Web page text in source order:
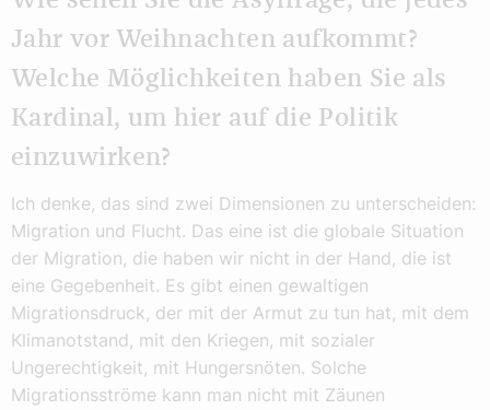
Jahr vor Weihnachten aufkommt?
Welche Möglichkeiten haben Sie als
Kardinal, um hier auf die Politik
einzuwirken?
Ich denke, das sind zwei Dimensionen zu unterscheiden:
Migration und Flucht. Das eine ist die globale Situation
der Migration, die haben wir nicht in der Hand, die ist
eine Gegebenheit. Es gibt einen gewaltigen
Migrationsdruck, der mit der Armut zu tun hat, mit dem
Klimanotstand, mit den Kriegen, mit sozialer
Ungerechtigkeit, mit Hungersnöten. Solche
Migrationsströme kann man nicht mit Zäunen